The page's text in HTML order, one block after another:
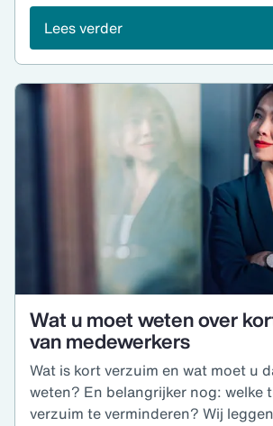
Lees verder
Wat u moet weten over
van medewerkers
Wat is kort verzuim en wat moet u
weten? En belangrijker nog: welke
verzuim te verminderen? Wij